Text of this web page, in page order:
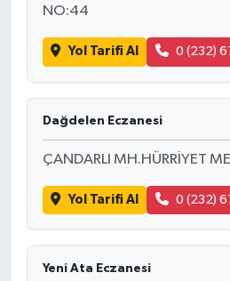
NO:44
Yol Tarifi Al 0 (232)
Dağdelen Eczanesi
ÇANDARLI MH.HÜRRİYET
Yol Tarifi Al 0 (232)
Yeni Ata Eczanesi